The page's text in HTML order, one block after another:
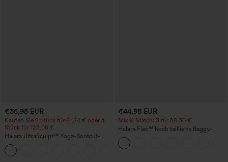
€35,95 EUR
Kaufen Sie 2 Stück für 61,54 € oder 4
Stück für 123,08 €.
Halara UltraSculpt™ Yoga-Bootcut-
Leggings mit hoher Taille,
bauchformender Unterstützung und
Tasche
€44,95 EUR
Mix & Match: 3 für 88,30 €
Halara Flex™ hoch taillierte Baggy-
Jeans mit Taschen, weitem Bein,
stonewashed, lässig